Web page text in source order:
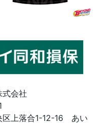
式会社
区上落合1-12-16 あい